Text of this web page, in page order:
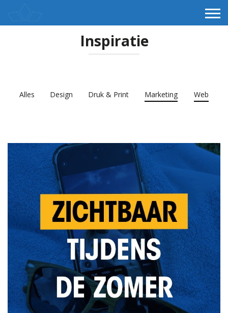
Inspiratie
Alles Design Druk & Print Marketing Web